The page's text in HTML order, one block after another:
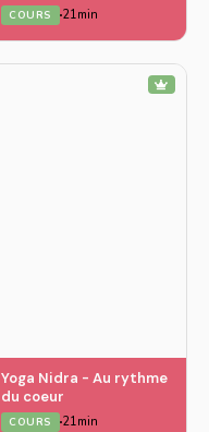
COURS 21min
Yoga Nidra - Au rythme
du coeur
COURS 21min